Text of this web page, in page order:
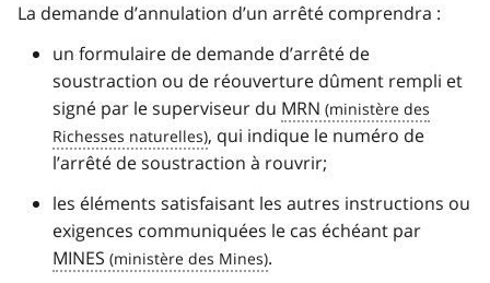
La demande d’annulation d’un arrêté comprendra :
un formulaire de demande d’arrêté de
soustraction ou de réouverture dûment rempli et
signé par le superviseur du MRN
, qui indique le numéro de
l’arrêté de soustraction à rouvrir;
les éléments satisfaisant les autres instructions ou
exigences communiquées le cas échéant par
MINES
.